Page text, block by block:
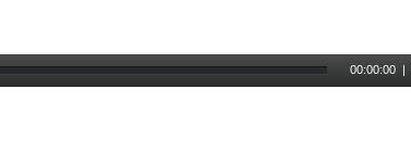
00:00:00 |